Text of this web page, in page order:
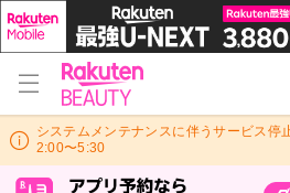
システムメンテナンスに伴うサービス停
2:00〜5:30